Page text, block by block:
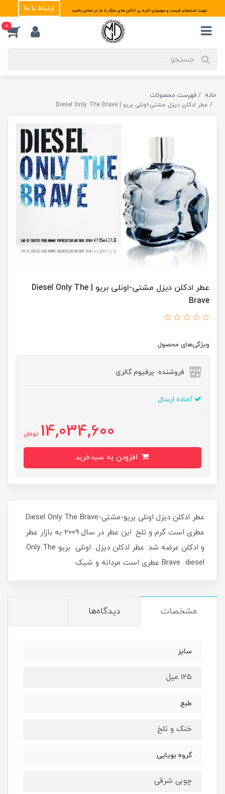
جهت استعلام قیمت و موجودی کلیه ی ادکلن های مارک با ما در تماس باشید ارتباط با ما
0
خانه
فهرست محصولات
عطر ادکلن دیزل مشتی-اونلی بریو | Diesel Only The Brave
عطر ادکلن دیزل مشتی-اونلی بریو | Diesel Only The
Brave
ویژگی‌های محصول
فروشنده: پرفیوم گالری
آماده ارسال
14,034,600 تومان
عطر ادکلن دیزل اونلی بریو-مشتی-Diesel Only The Brave
عطری است گرم و تلخ. این عطر در سال 2009 به بازار عطر
و ادکلن عرضه شد. عطر ادکلن دیزل اونلی بریو Only The
Brave diesel عطری است مردانه و شیک
مشخصات دیدگاه‌ها
سایز
125 میل
طبع
خنک و تلخ
گروه بویایی
چوبی شرقی